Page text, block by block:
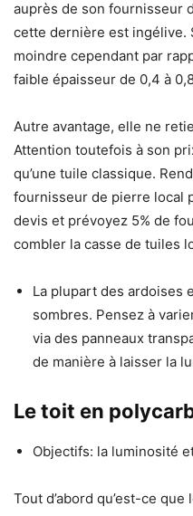
auprès de son fournisseur
cette dernière est ingélive.
moindre cependant par
faible épaisseur de 0,4 à
Autre avantage, elle ne r
Attention toutefois à son
qu’une tuile classique.
fournisseur de pierre local
devis et prévoyez 5% de
combler la casse de tuiles
La plupart des ardoises
sombres. Pensez à
via des panneaux
de manière à laisser la
​Le toit en
Objectifs: la luminosité
Tout d’abord qu’est-ce